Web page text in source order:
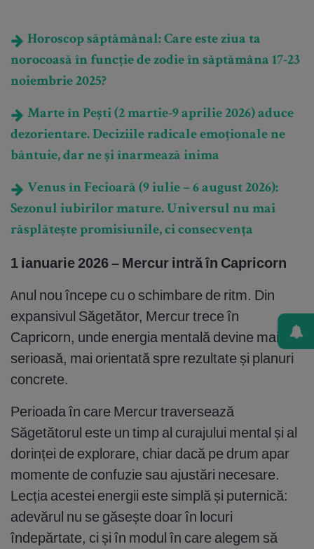
Horoscop săptămânal: Care este ziua ta
norocoasă în funcție de zodie în săptămâna 17-23
noiembrie 2025?
Marte în Pești (2 martie-9 aprilie 2026) aduce
dezorientare. Deciziile radicale emoționale ne
bântuie, dar ne și înarmează inima
Venus în Fecioară (9 iulie – 6 august 2026):
Sezonul iubirilor mature. Universul nu mai
răsplătește promisiunile, ci consecvența
1 ianuarie 2026 – Mercur intră în Capricorn
Anul nou începe cu o schimbare de ritm. Din
expansivul Săgetător, Mercur trece în
Capricorn, unde energia mentală devine mai
serioasă, mai orientată spre rezultate și planuri
concrete.
Perioada în care Mercur traversează
Săgetătorul este un timp al curajului mental și al
dorinței de explorare, chiar dacă pe drum apar
momente de confuzie sau ajustări necesare.
Lecția acestei energii este simplă și puternică:
adevărul nu se găsește doar în locuri
îndepărtate, ci și în modul în care alegem să